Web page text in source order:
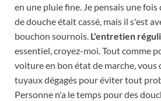
en une pluie fine. Je pensais une
de douche était cassé, mais il s'est
bouchon sournois. L'entretien
essentiel, croyez-moi. Tout comme
voiture en bon état de marche, vous
tuyaux dégagés pour éviter tout
Personne n'a le temps pour des